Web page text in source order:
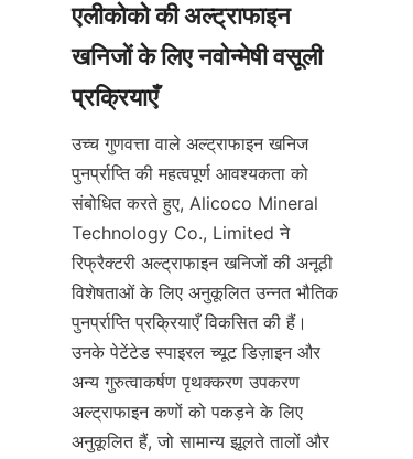
एलीकोको की अल्ट्राफाइन
खनिजों के लिए नवोन्मेषी वसूली
उच्च गुणवत्ता वाले अल्ट्राफाइन खनिज
पुनर्प्राप्ति की महत्वपूर्ण आवश्यकता को
संबोधित करते हुए, Alicoco Mineral
Technology Co., Limited ने
रिफ्रैक्टरी अल्ट्राफाइन खनिजों की अनूठी
विशेषताओं के लिए अनुकूलित उन्नत भौतिक
पुनर्प्राप्ति प्रक्रियाएँ विकसित की हैं।
उनके पेटेंटेड स्पाइरल च्यूट डिज़ाइन और
अन्य गुरुत्वाकर्षण पृथक्करण उपकरण
अल्ट्राफाइन कणों को पकड़ने के लिए
अनुकूलित हैं, जो सामान्य झूलते तालों और